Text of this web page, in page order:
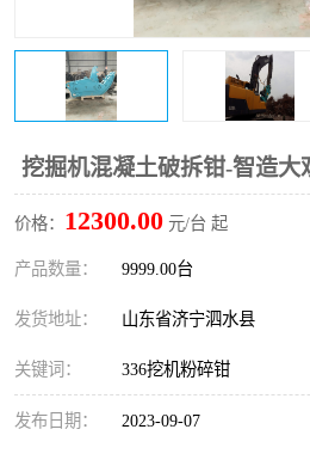
挖掘机混凝土破拆钳-智造大
价格： 12300.00 元/台 起
产品数量： 9999.00台
发货地址： 山东省济宁泗水县
关键词： 336挖机粉碎钳
发布日期： 2023-09-07
清扫器
挖树机
滚筒筛
挖掘机破碎斗